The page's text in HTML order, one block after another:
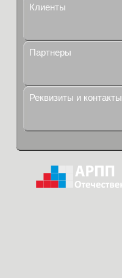
Клиенты
Партнеры
Реквизиты и контакты